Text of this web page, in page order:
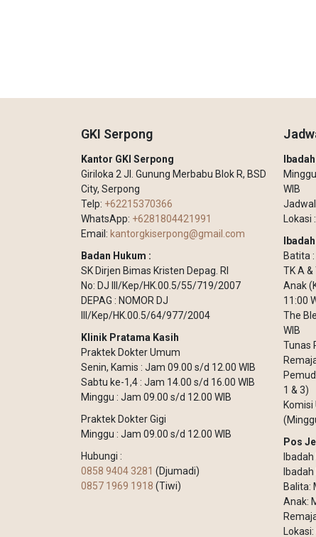
GKI Serpong
Kantor GKI Serpong
Giriloka 2 Jl. Gunung Merbabu Blok R, BSD
City, Serpong
Telp: +62215370366
WhatsApp: +6281804421991
Email: kantorgkiserpong@gmail.com
Badan Hukum :
SK Dirjen Bimas Kristen Depag. RI
No: DJ III/Kep/HK.00.5/55/719/2007
DEPAG : NOMOR DJ
III/Kep/HK.00.5/64/977/2004
Klinik Pratama Kasih
Praktek Dokter Umum
Senin, Kamis : Jam 09.00 s/d 12.00 WIB
Sabtu ke-1,4 : Jam 14.00 s/d 16.00 WIB
Minggu : Jam 09.00 s/d 12.00 WIB
Praktek Dokter Gigi
Minggu : Jam 09.00 s/d 12.00 WIB
Hubungi :
0858 9404 3281 (Djumadi)
0857 1969 1918 (Tiwi)
WIB
Lokasi :
Batita
TK A &
Anak
11:00
The
WIB
Tunas
1 & 3)
Komisi
Pos
Balita:
Anak:
Lokasi: